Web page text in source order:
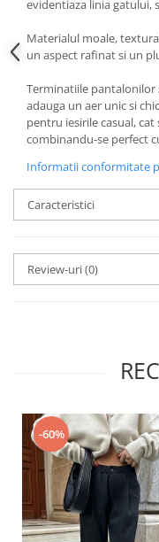
evidentiaza linia gatului,
Materialul moale,
un aspect rafinat si un
Terminatiile pantalonilor
adauga un aer unic si
pentru iesirile casual,
combinandu-se perfect
Informatii conformitate
Caracteristici
Review-uri(0)
-60%